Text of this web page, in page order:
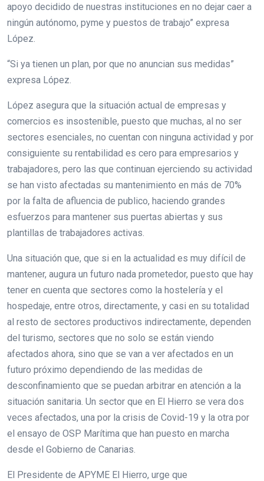
apoyo decidido de nuestras instituciones en no dejar caer a
ningún autónomo, pyme y puestos de trabajo” expresa
López.
“Si ya tienen un plan, por que no anuncian sus medidas”
expresa López.
López asegura que la situación actual de empresas y
comercios es insostenible, puesto que muchas, al no ser
sectores esenciales, no cuentan con ninguna actividad y por
consiguiente su rentabilidad es cero para empresarios y
trabajadores, pero las que continuan ejerciendo su actividad
se han visto afectadas su mantenimiento en más de 70%
por la falta de afluencia de publico, haciendo grandes
esfuerzos para mantener sus puertas abiertas y sus
plantillas de trabajadores activas.
Una situación que, que si en la actualidad es muy difícil de
mantener, augura un futuro nada prometedor, puesto que hay
tener en cuenta que sectores como la hostelería y el
hospedaje, entre otros, directamente, y casi en su totalidad
al resto de sectores productivos indirectamente, dependen
del turismo, sectores que no solo se están viendo
afectados ahora, sino que se van a ver afectados en un
futuro próximo dependiendo de las medidas de
desconfinamiento que se puedan arbitrar en atención a la
situación sanitaria. Un sector que en El Hierro se vera dos
veces afectados, una por la crisis de Covid-19 y la otra por
el ensayo de OSP Marítima que han puesto en marcha
desde el Gobierno de Canarias.
El Presidente de APYME El Hierro, urge que